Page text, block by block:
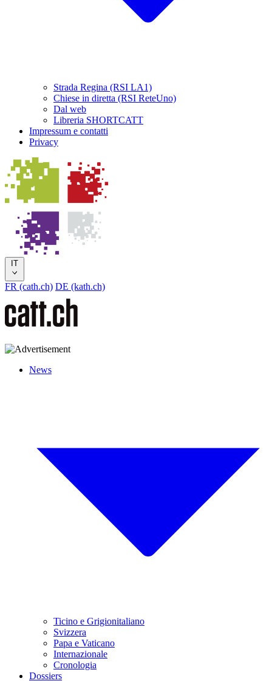
Strada Regina (RSI LA1)
Chiese in diretta (RSI ReteUno)
Dal web
Libreria SHORTCATT
Impressum e contatti
Privacy
IT
FR (cath.ch) DE (kath.ch)
News
Ticino e Grigionitaliano
Svizzera
Papa e Vaticano
Internazionale
Cronologia
Dossiers